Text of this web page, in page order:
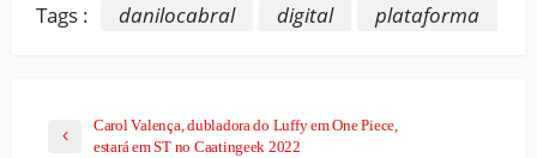
Tags : danilocabral digital plataforma
Carol Valença, dubladora do Luffy em One Piece,
estará em ST no Caatingeek 2022